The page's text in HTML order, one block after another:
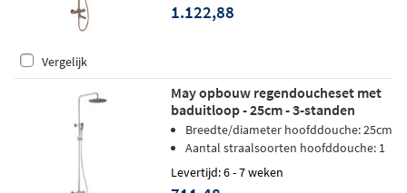
1.122,88
Vergelijk
May opbouw regendoucheset met
baduitloop - 25cm - 3-standen
handdouche - chroom
Breedte/diameter hoofddouche: 25cm
Aantal straalsoorten hoofddouche: 1
Levertijd: 6 - 7 weken